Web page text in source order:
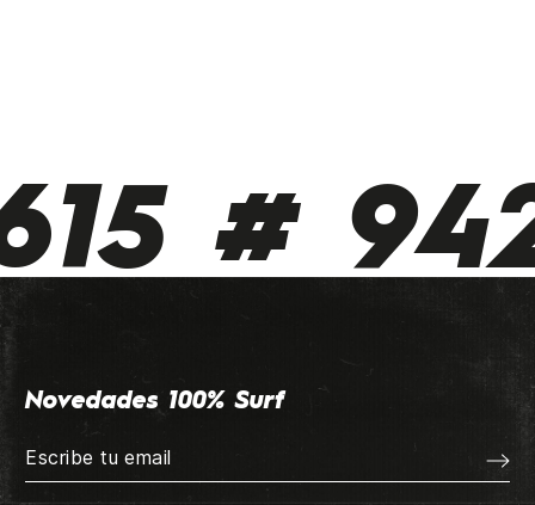
#
Novedades 100% Surf